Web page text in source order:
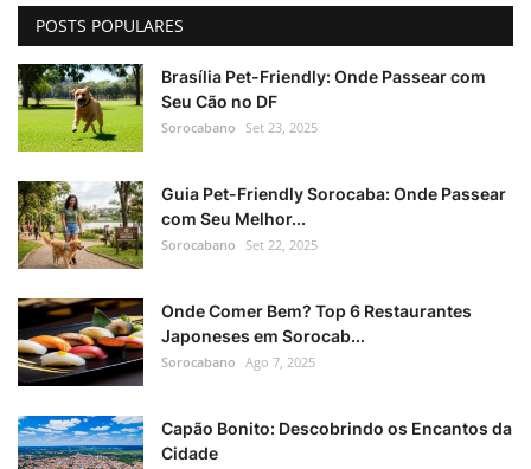
POSTS POPULARES
Brasília Pet-Friendly: Onde Passear com
Seu Cão no DF
Sorocabano Set 23, 2025
Guia Pet-Friendly Sorocaba: Onde Passear
com Seu Melhor...
Sorocabano Set 22, 2025
Onde Comer Bem? Top 6 Restaurantes
Japoneses em Sorocab...
Sorocabano Ago 7, 2025
Capão Bonito: Descobrindo os Encantos da
Cidade